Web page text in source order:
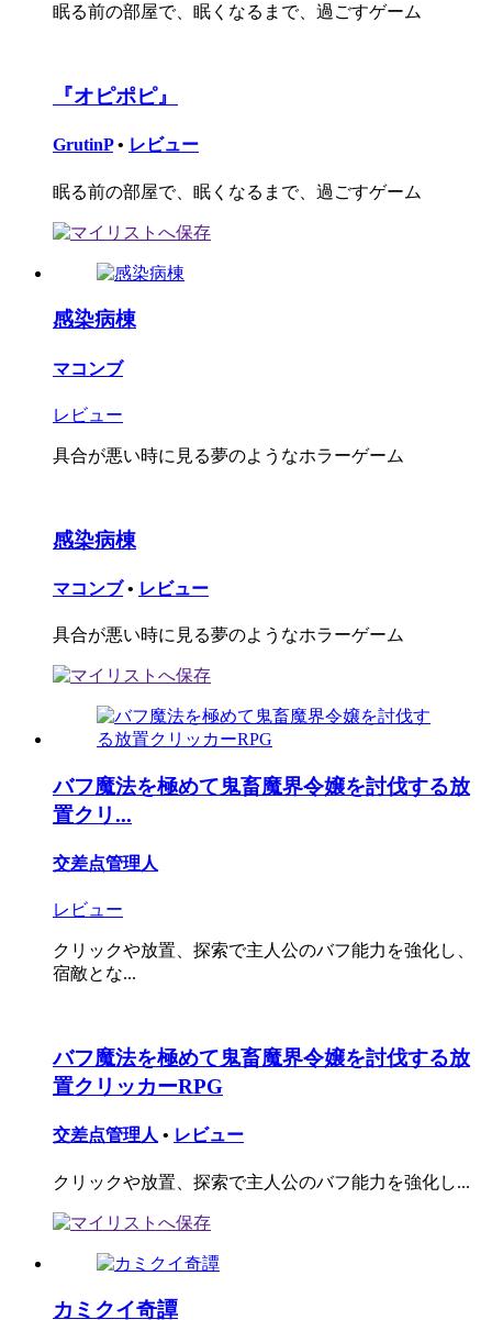
眠る前の部屋で、眠くなるまで、過ごすゲーム
『オピポピ』
GrutinP • レビュー
眠る前の部屋で、眠くなるまで、過ごすゲーム
感染病棟
マコンブ
レビュー
具合が悪い時に見る夢のようなホラーゲーム
感染病棟
マコンブ • レビュー
具合が悪い時に見る夢のようなホラーゲーム
バフ魔法を極めて鬼畜魔界令嬢を討伐する放
置クリ...
交差点管理人
レビュー
クリックや放置、探索で主人公のバフ能力を強化し、
宿敵とな...
バフ魔法を極めて鬼畜魔界令嬢を討伐する放
置クリッカーRPG
交差点管理人 • レビュー
クリックや放置、探索で主人公のバフ能力を強化し...
カミクイ奇譚